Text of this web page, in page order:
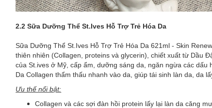
2.2 ​Sữa Dưỡng Thể St.Ives Hỗ Trợ Trẻ Hóa Da
Sữa Dưỡng Thể St.Ives Hỗ Trợ Trẻ Hóa Da 621ml - Skin
thiên nhiên (Collagen, proteins và glycerin), chiết xuất từ Dầu
của St.ives ở Mỹ, cấp ẩm, dưỡng sáng da, ngăn ngừa các
Da Collagen thẩm thấu nhanh vào da, giúp tái sinh làn da, da
Ưu thế nổi bật:
Collagen và các sợi đàn hồi protein lấy lại làn da căng